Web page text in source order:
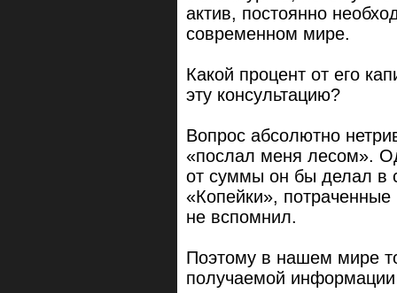
актив, постоянно
современном мире.
Какой процент от его
эту консультацию?
Вопрос абсолютно
«послал меня лесом».
от суммы он бы делал в
«Копейки»,
не вспомнил.
Поэтому в нашем мире
получаемой